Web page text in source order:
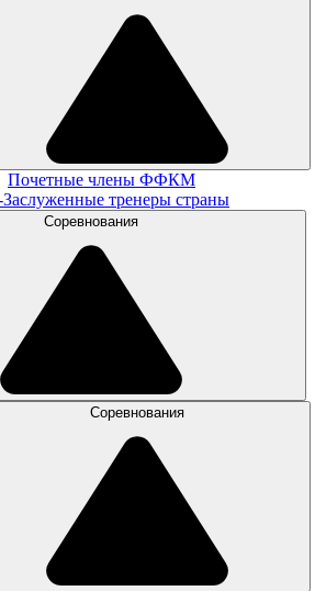
Почетные члены ФФКМ
тренеры страны
Соревнования
Соревнования